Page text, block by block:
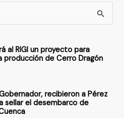
al RIGI un proyecto para
producción de Cerro Dragón
recibieron a Pérez
sellar el desembarco de